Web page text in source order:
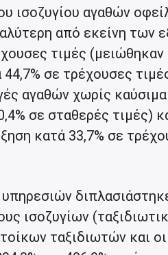
ισοζυγίου αγαθών
από εκείνη των
τιμές
σε τρέχουσες
αγαθών χωρίς
σε σταθερές τιμές)
κατά 33,7% σε
ισοζυγίων
ταξιδιωτών και